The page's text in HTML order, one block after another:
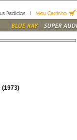
(1973)